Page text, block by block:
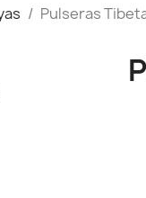
Pulseras